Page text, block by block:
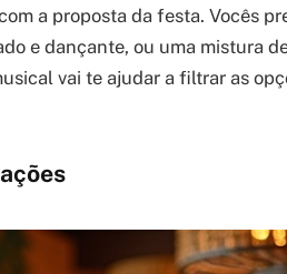
a proposta da festa. Vocês
e dançante, ou uma mistura
vai te ajudar a filtrar as